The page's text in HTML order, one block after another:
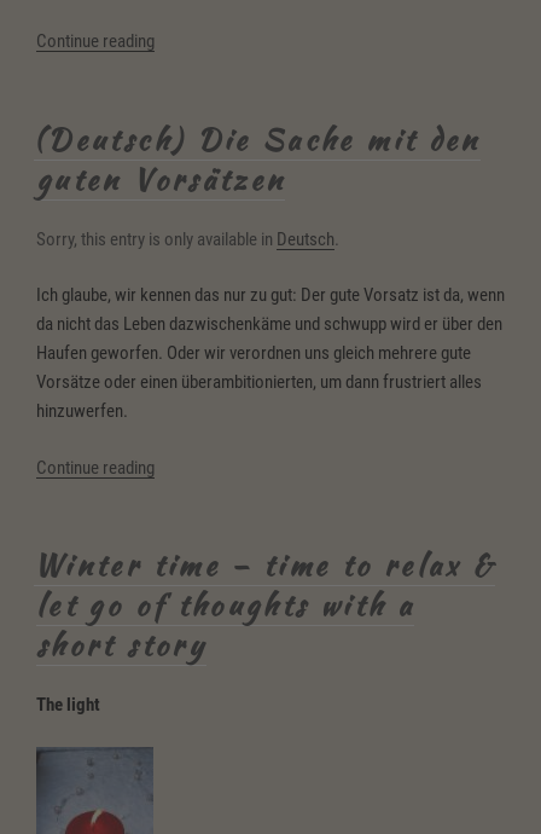
Continue reading“January:
time
to
make
in
lives
–
get
inspired
short
(Deutsch) Die Sache mit den
guten Vorsätzen
Sorry, this entry is only available in Deutsch.
Ich glaube, wir kennen das nur zu gut: Der gute Vorsatz ist da, wenn
da nicht das Leben dazwischenkäme und schwupp wird er über den
Haufen geworfen. Oder wir verordnen uns gleich mehrere gute
Vorsätze oder einen überambitionierten, um dann frustriert alles
hinzuwerfen.
Continue reading“(Deutsch)
mit
den
guten
Vorsätzen”
Winter time – time to relax &
let go of thoughts with a
short story
The light